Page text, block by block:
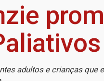
adultos e crianças